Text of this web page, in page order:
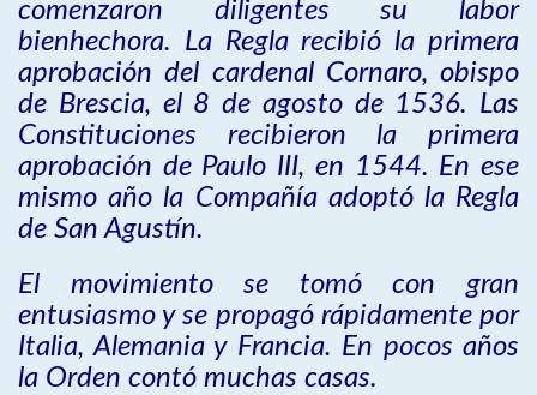
comenzaron diligentes su labor
bienhechora. La Regla recibió la primera
aprobación del cardenal Cornaro, obispo
de Brescia, el 8 de agosto de 1536. Las
Constituciones recibieron la primera
aprobación de Paulo III, en 1544. En ese
mismo año la Compañía adoptó la Regla
de San Agustín.
El movimiento se tomó con gran
entusiasmo y se propagó rápidamente por
Italia, Alemania y Francia. En pocos años
la Orden contó muchas casas.